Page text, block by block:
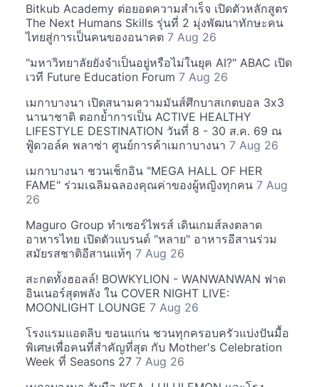
Bitkub Academy ต่อยอดความสำเร็จ เปิดตัวหลักสูตร
The Next Humans Skills รุ่นที่ 2 มุ่งพัฒนาทักษะคน
ไทยสู่การเป็นคนของอนาคต 7 Aug 26
"มหาวิทยาลัยยังจำเป็นอยู่หรือไม่ในยุค AI?" ABAC เปิด
เวที Future Education Forum 7 Aug 26
เมกาบางนา เปิดสนามความมันส์ศึกบาสเกตบอล 3x3
นานาชาติ ตอกย้ำการเป็น ACTIVE HEALTHY
LIFESTYLE DESTINATION วันที่ 8 - 30 ส.ค. 69 ณ
ฟู้ดวอล์ค พลาซ่า ศูนย์การค้าเมกาบางนา 7 Aug 26
เมกาบางนา ชวนเช็กอิน "MEGA HALL OF HER
FAME" ร่วมเฉลิมฉลองคุณค่าของผู้หญิงทุกคน 7 Aug
26
Maguro Group ทำเซอร์ไพรส์ เดินเกมส์ลงตลาด
อาหารไทย เปิดตัวแบรนด์ "หลาย" อาหารอีสานร่วม
สมัยรสชาติอีสานแท้ๆ 7 Aug 26
สะกดทั้งฮอลล์! BOWKYLION - WANWANWAN ฟาด
อินเนอร์สุดพลัง ใน COVER NIGHT LIVE:
MOONLIGHT LOUNGE 7 Aug 26
โรงแรมแอดลิบ ขอนแก่น ชวนทุกครอบครัวแบ่งปันมื้อ
พิเศษเพื่อคนที่สำคัญที่สุด กับ Mother's Celebration
Week ที่ Seasons 27 7 Aug 26